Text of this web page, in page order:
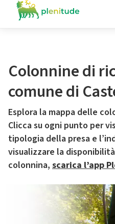
Colonnine di
comune di
Esplora la mappa delle
Clicca su ogni punto per
tipologia della presa e
visualizzare la
colonnina, scarica l’app